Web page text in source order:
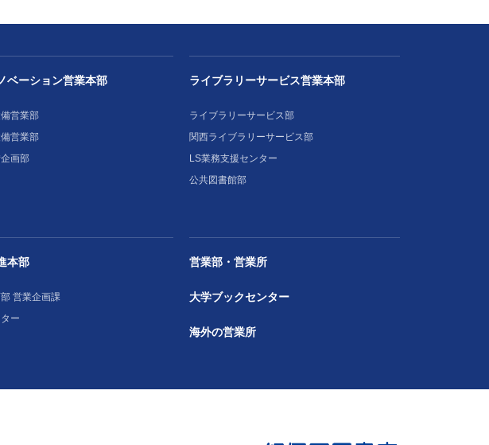
ベーション営業本部
営業部
営業部
画部
ライブラリーサービス営業本部
ライブラリーサービス部
関西ライブラリーサービス部
LS業務支援センター
公共図書館部
本部
営業企画課
ー
営業部・営業所
大学ブックセンター
海外の営業所